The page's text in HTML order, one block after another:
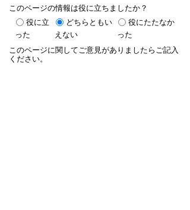
このページの情報は役に立ちましたか？
役に立
った
どちらともい
えない
役にたたなか
った
このページに関してご意見がありましたらご記入
ください。